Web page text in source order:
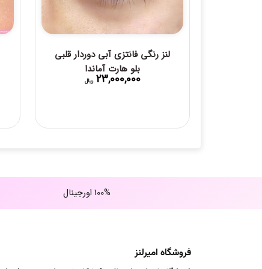
لنز رنگی فانتزی آبی دوردار قلبی
بلو هارت آماندا
23,000,000 ریال
100% اورجینال
فروشگاه امیرلنز